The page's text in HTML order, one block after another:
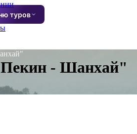
туров
- Шанхай"